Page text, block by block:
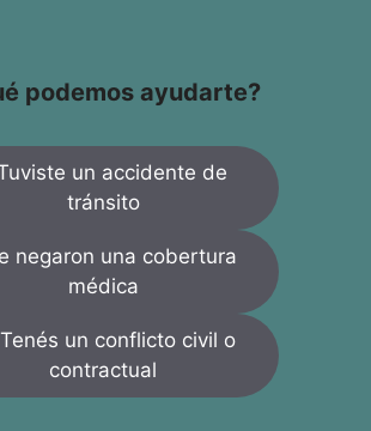
podemos ayudarte?
un accidente de
tránsito
negaron una cobertura
médica
Tenés un conflicto civil o
contractual